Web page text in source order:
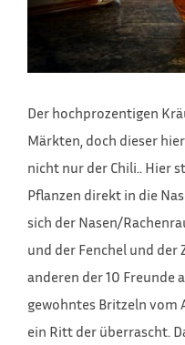
Der hochprozentigen
Märkten, doch dieser
nicht nur der Chili.. Hier
Pflanzen direkt in die
sich der Nasen/
und der Fenchel und der
anderen der 10 Freunde
gewohntes Britzeln vom
ein Ritt der überrascht.